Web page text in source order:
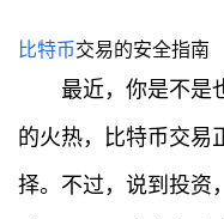
比特币交易的安全指南
最近，你是不是
的火热，比特币交易
择。不过，说到投资